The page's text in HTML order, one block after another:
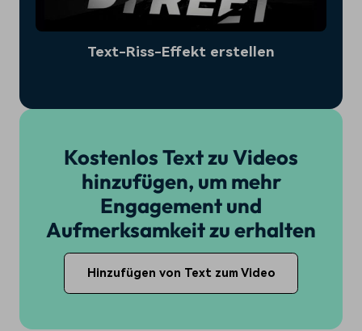
Text-Riss-Effekt erstellen
Kostenlos Text zu Videos
hinzufügen, um mehr
Engagement und
Aufmerksamkeit zu erhalten
Hinzufügen von Text zum Video